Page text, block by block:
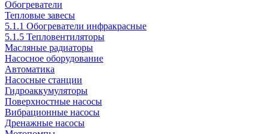
Обогреватели
Тепловые завесы
5.1.1 Обогреватели инфракрасные
5.1.5 Тепловентиляторы
Масляные радиаторы
Насосное оборудование
Автоматика
Насосные станции
Гидроаккумуляторы
Поверхностные насосы
Вибрационные насосы
Дренажные насосы